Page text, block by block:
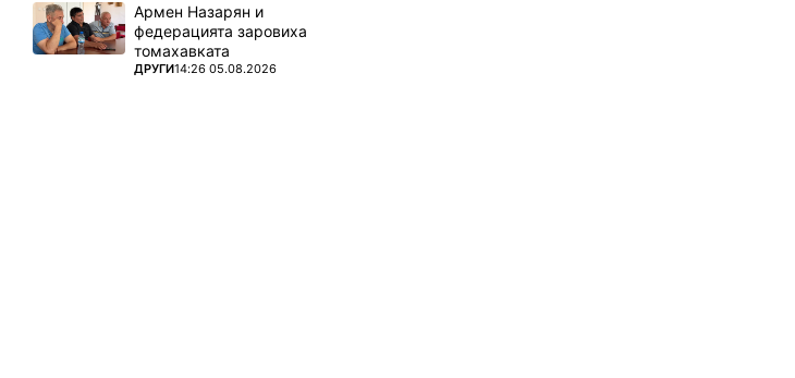
Армен Назарян и
федерацията заровиха
томахавката
ПОВЕЧЕ ОТ
ДРУГИ14:26 05.08.2026